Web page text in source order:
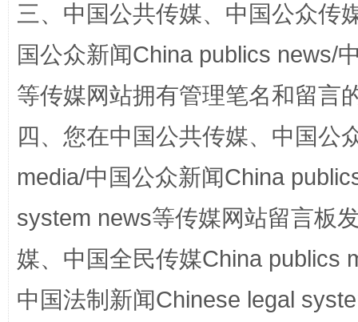
国家大学科技园优化重塑工作
三、中国公共传媒、中国公众传
国公众新闻China publics news/
等传媒网站拥有管理笔名和留言
四、您在中国公共传媒、中国公
media/中国公众新闻China
system news等传媒网站留言板
媒、中国全民传媒China publics
中国法制新闻Chinese legal